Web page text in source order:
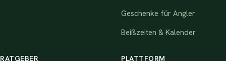
Geschenke für Angler
Beißzeiten & Kalender
RATGEBER PLATTFORM